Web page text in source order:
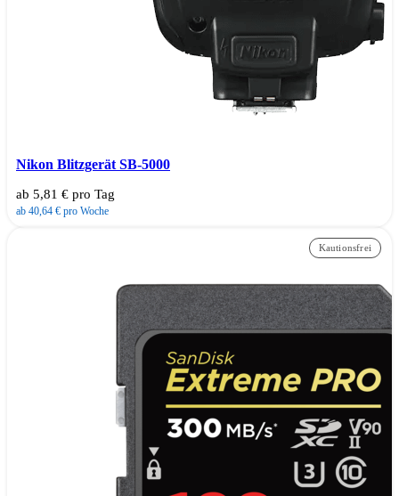
Nikon Blitzgerät SB-5000
ab 5,81 € pro Tag
ab 40,64 € pro Woche
Kautionsfrei